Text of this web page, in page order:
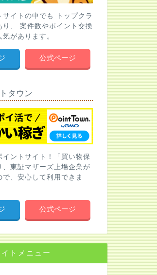
サイトの中でも トップクラ
り、 案件数やポイント交換
があります。
公式ページ
タウン
イントサイト！「買い物保
、東証マザーズ上場企業が
、安心して利用できま
公式ページ
トメニュー